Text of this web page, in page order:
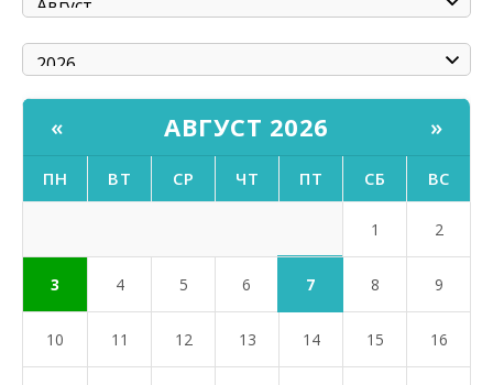
« АВГУСТ 2026 »
ПН ВТ СР ЧТ ПТ СБ ВС
1 2
3 4 5 6 7 8 9
10 11 12 13 14 15 16